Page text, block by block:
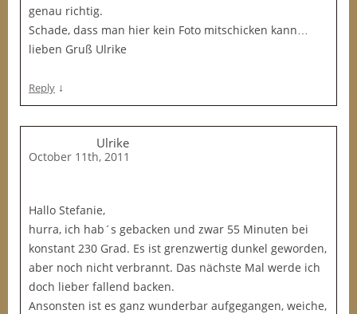
genau richtig.
Schade, dass man hier kein Foto mitschicken kann…
lieben Gruß Ulrike
Reply ↓
Ulrike
October 11th, 2011
Hallo Stefanie,
hurra, ich hab´s gebacken und zwar 55 Minuten bei
konstant 230 Grad. Es ist grenzwertig dunkel geworden,
aber noch nicht verbrannt. Das nächste Mal werde ich
doch lieber fallend backen.
Ansonsten ist es ganz wunderbar aufgegangen, weiche,